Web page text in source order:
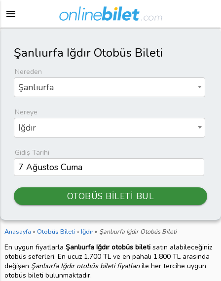
menu
Şanlıurfa Iğdır Otobüs Bileti
Nereden
Şanlıurfa
Nereye
Iğdır
Gidiş Tarihi
OTOBÜS BİLETİ BUL
Anasayfa » Otobüs Bileti » Iğdır» Şanlıurfa Iğdır Otobüs Bileti
En uygun fiyatlarla Şanlıurfa Iğdır otobüs biletisatın alabileceğiniz
otobüs seferleri. En ucuz 1.700 TL ve en pahalı 1.800 TL arasında
değişen Şanlıurfa Iğdır otobüs bileti fiyatlarıile her tercihe uygun
otobüs bileti bulunmaktadır.